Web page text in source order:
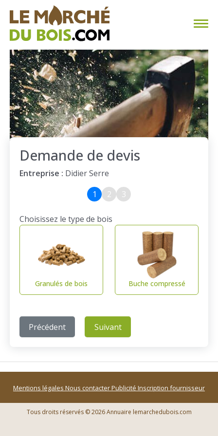
CHAUFFAGE AU BOIS
FAQ
CALCULER SA CONSOMMATION
TROUVER SON FOURNISSEUR
BLOG
ESPACE PRO
Demande de devis
Entreprise : Didier Serre
1
2 3
Choisissez le type de bois
Granulés de bois Buche compressé
Précédent Suivant
Mentions légales Nous contacterPublicité Inscription fournisseur
Tous droits réservés © 2026 Annuaire lemarchedubois.com